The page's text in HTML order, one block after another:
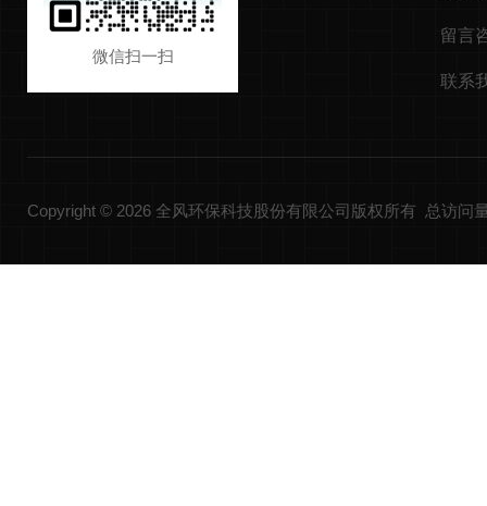
微信扫一扫
留言
联系
Copyright © 2026 全风环保科技股份有限公司版权所有 总访问